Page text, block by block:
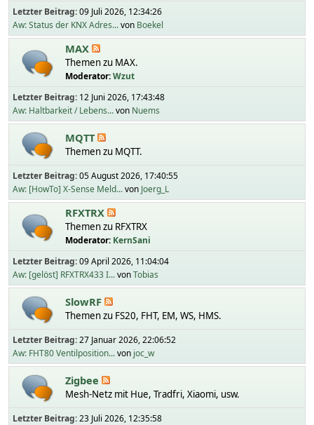
Letzter Beitrag:09 Juli 2026, 12:34:26
Aw: Status der KNX Adres...von Boekel
MAX
Themen zu MAX.
Moderator:Wzut
Letzter Beitrag: 12 Juni 2026, 17:43:48
Aw: Haltbarkeit / Lebens...von Nuems
MQTT
Themen zu MQTT.
Letzter Beitrag:05 August 2026, 17:40:55
Aw: [HowTo] X-Sense Meld...von Joerg_L
RFXTRX
Themen zu RFXTRX
Moderator: KernSani
Letzter Beitrag:09 April 2026, 11:04:04
Aw: [gelöst] RFXTRX433 I...vonTobias
SlowRF
Themen zu FS20, FHT, EM, WS, HMS.
Letzter Beitrag:27 Januar 2026, 22:06:52
Aw: FHT80 Ventilposition...von joc_w
Zigbee
Mesh-Netz mit Hue, Tradfri, Xiaomi, usw.
Letzter Beitrag:23 Juli 2026, 12:35:58